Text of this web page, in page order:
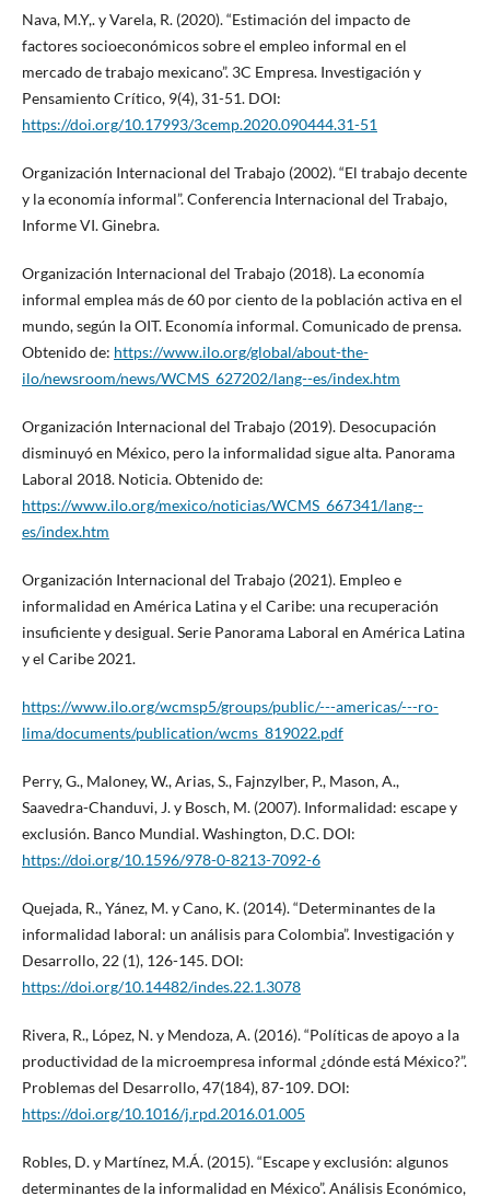
Nava, M.Y,. y Varela, R. (2020). “Estimación del impacto de
factores socioeconómicos sobre el empleo informal en el
mercado de trabajo mexicano”. 3C Empresa. Investigación y
Pensamiento Crítico, 9(4), 31-51. DOI:
https://doi.org/10.17993/3cemp.2020.090444.31-51
Organización Internacional del Trabajo (2002). “El trabajo decente
y la economía informal”. Conferencia Internacional del Trabajo,
Informe VI. Ginebra.
Organización Internacional del Trabajo (2018). La economía
informal emplea más de 60 por ciento de la población activa en el
mundo, según la OIT. Economía informal. Comunicado de prensa.
Obtenido de: https://www.ilo.org/global/about-the-
ilo/newsroom/news/WCMS_627202/lang--es/index.htm
Organización Internacional del Trabajo (2019). Desocupación
disminuyó en México, pero la informalidad sigue alta. Panorama
Laboral 2018. Noticia. Obtenido de:
https://www.ilo.org/mexico/noticias/WCMS_667341/lang--
es/index.htm
Organización Internacional del Trabajo (2021). Empleo e
informalidad en América Latina y el Caribe: una recuperación
insuficiente y desigual. Serie Panorama Laboral en América Latina
y el Caribe 2021.
https://www.ilo.org/wcmsp5/groups/public/---americas/---ro-
lima/documents/publication/wcms_819022.pdf
Perry, G., Maloney, W., Arias, S., Fajnzylber, P., Mason, A.,
Saavedra-Chanduvi, J. y Bosch, M. (2007). Informalidad: escape y
exclusión. Banco Mundial. Washington, D.C. DOI:
https://doi.org/10.1596/978-0-8213-7092-6
Quejada, R., Yánez, M. y Cano, K. (2014). “Determinantes de la
informalidad laboral: un análisis para Colombia”. Investigación y
Desarrollo, 22 (1), 126-145. DOI:
https://doi.org/10.14482/indes.22.1.3078
Rivera, R., López, N. y Mendoza, A. (2016). “Políticas de apoyo a la
productividad de la microempresa informal ¿dónde está México?”.
Problemas del Desarrollo, 47(184), 87-109. DOI:
https://doi.org/10.1016/j.rpd.2016.01.005
Robles, D. y Martínez, M.Á. (2015). “Escape y exclusión: algunos
determinantes de la informalidad en México”. Análisis Económico,